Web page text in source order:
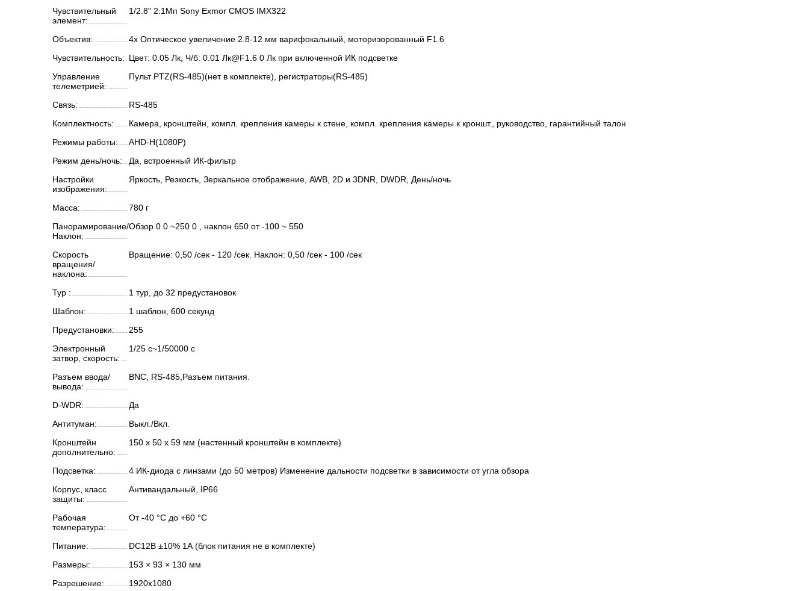
Чувствительный
элемент:
1/2.8" 2.1Мп Sony Exmor CMOS IMX322
Объектив:
4x Оптическое увеличение 2.8-12 мм варифокальный, моторизорованный F1.6
Чувствительность: Цвет: 0.05 Лк, Ч/б: 0.01 Лк@F1.6 0 Лк при включенной ИК подсветке
Управление
телеметрией:
Пульт PTZ(RS-485)(нет в комплекте), регистраторы(RS-485)
Связь:
RS-485
Комплектность:
Камера, кронштейн, компл. крепления камеры к стене, компл. крепления камеры к кроншт., руководство, гарантийный талон
Режимы работы:
AHD-H(1080Р)
Режим день/ночь:
Да, встроенный ИК-фильтр
Настройки
изображения:
Яркость, Резкость, Зеркальное отображение, AWB, 2D и 3DNR, DWDR, День/ночь
Масса:
780 г
Панорамирование/
Наклон:
Обзор 0 0 ~250 0 , наклон 650 от -100 ~ 550
Скорость
вращения/
наклона:
Вращение: 0,50 /сек - 120 /сек. Наклон: 0,50 /сек - 100 /сек
Тур :
1 тур, до 32 предустановок
Шаблон:
1 шаблон, 600 секунд
Предустановки:
255
Электронный
затвор, скорость:
1/25 с~1/50000 с
Разъем ввода/
вывода:
BNC, RS-485,Разъем питания.
D-WDR:
Да
Антитуман:
Выкл./Вкл.
Кронштейн
дополнительно:
150 х 50 х 59 мм (настенный кронштейн в комплекте)
Подсветка:
4 ИК-диода с линзами (до 50 метров) Изменение дальности подсветки в зависимости от угла обзора
Корпус, класс
защиты:
Антивандальный, IP66
Рабочая
температура:
От -40 °С до +60 °С
Питание:
DC12В ±10% 1А (блок питания не в комплекте)
Размеры:
153 × 93 × 130 мм
Разрешение:
1920x1080